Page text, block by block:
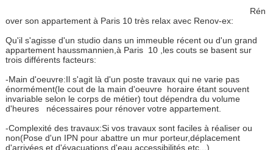
Rén
over son appartement à Paris 10 très relax avec Renov-ex:
Qu'il s'agisse d'un studio dans un immeuble récent ou d'un grand
appartement haussmannien,à Paris 10 ,les couts se basent sur
trois différents facteurs:
-Main d'oeuvre:Il s'agit là d'un poste travaux qui ne varie pas
énormément(le cout de la main d'oeuvre horaire étant souvent
invariable selon le corps de métier) tout dépendra du volume
d'heures nécessaires pour rénover votre appartement.
-Complexité des travaux:Si vos travaux sont faciles à réaliser ou
non(Pose d'un IPN pour abattre un mur porteur,déplacement
d'arrivées et d'évacuations d'eau,accessibilités,etc...)